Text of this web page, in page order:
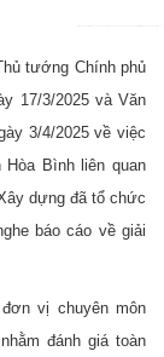
tướng Chính phủ
17/3/2025 và Văn
3/4/2025 về việc
Bình liên quan
dựng đã tổ chức
báo cáo về giải
vị chuyên môn
đánh giá toàn